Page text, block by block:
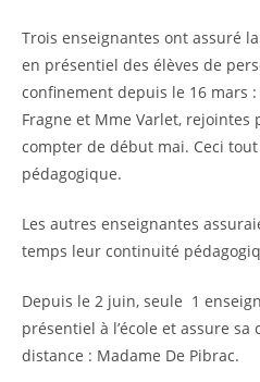
Trois enseignantes ont assuré
en présentiel des élèves de
confinement depuis le 16 mars
Fragne et Mme Varlet, rejointes
compter de début mai. Ceci
pédagogique.
Les autres enseignantes
temps leur continuité
Depuis le 2 juin, seule 1
présentiel à l’école et assure
distance : Madame De Pibrac.